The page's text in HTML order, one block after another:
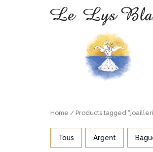
Home / Products tagged
Tous Argent